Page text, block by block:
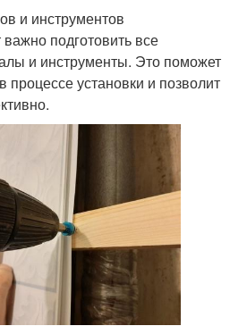
и инструментов
подготовить все
и инструменты. Это поможет
процессе установки и позволит